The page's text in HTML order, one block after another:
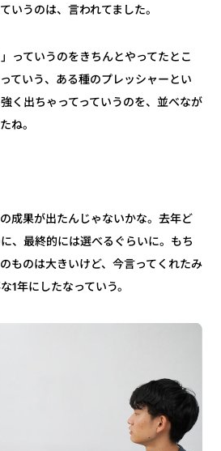
いうのは、言われてました。
っていうのをきちんとやってたとこ
ていう、ある種のプレッシャーとい
く出ちゃってっていうのを、並べなが
ね。
成果が出たんじゃないかな。去年ど
、最終的には選べるぐらいに。もち
ものは大きいけど、今言ってくれたみ
1年にしたなっていう。